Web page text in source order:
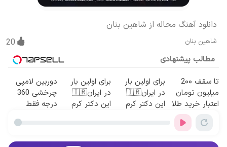
دانلود آهنگ محاله از شاهین بنان
شاهین بنان 20
مطالب پیشنهادی
تا سقف 2۰۰
میلیون تومان
اعتبار خرید طلا
برای اولین بار
در ایران🇮🇷
این دکتر کرم
برای اولین بار
در ایران🇮🇷
این دکتر کرم
دوربین لامپی
چرخشی 360
درجه فقط